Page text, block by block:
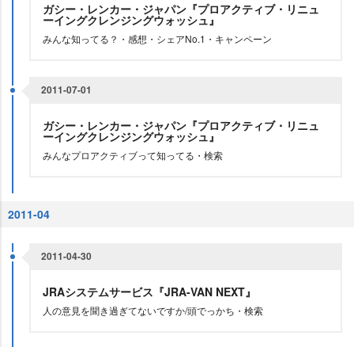
ガシー・レンカー・ジャパン『プロアクティブ・リニュ
ーイングクレンジングウォッシュ』
みんな知ってる？・感想・シェアNo.1・キャンペーン
2011-07-01
ガシー・レンカー・ジャパン『プロアクティブ・リニュ
ーイングクレンジングウォッシュ』
みんなプロアクティブって知ってる・検索
2011-04
2011-04-30
JRAシステムサービス『JRA-VAN NEXT』
人の意見を聞き過ぎてないですか/頭でっかち・検索